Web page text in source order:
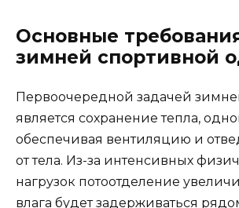
Основные
зимней спортивной
Первоочередной задачей
является сохранение тепла,
обеспечивая вентиляцию и
от тела. Из-за интенсивных
нагрузок потоотделение
влага будет задерживаться